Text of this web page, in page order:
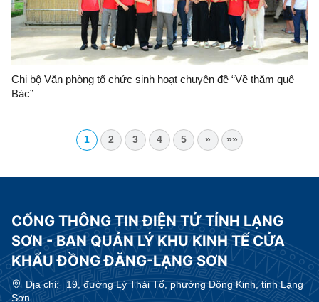
Chi bộ Văn phòng tổ chức sinh hoạt chuyên đề “Về thăm quê
Bác”
1 2 3 4 5 » »»
CỔNG THÔNG TIN ĐIỆN TỬ TỈNH LẠNG
SƠN - BAN QUẢN LÝ KHU KINH TẾ CỬA
KHẨU ĐỒNG ĐĂNG-LẠNG SƠN
Địa chỉ:
19, đường Lý Thái Tổ, phường Đông Kinh, tỉnh Lạng
Sơn